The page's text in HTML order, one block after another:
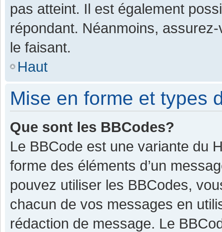
pas atteint. Il est également
répondant. Néanmoins,
le faisant.
Haut
Mise en forme et types
Que sont les BBCodes?
Le BBCode est une variante du
forme des éléments d’un
pouvez utiliser les BBCodes,
chacun de vos messages en
rédaction de message. Le